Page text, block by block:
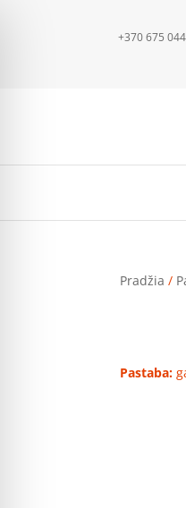
+370 675
Pradžia /
Pastaba: